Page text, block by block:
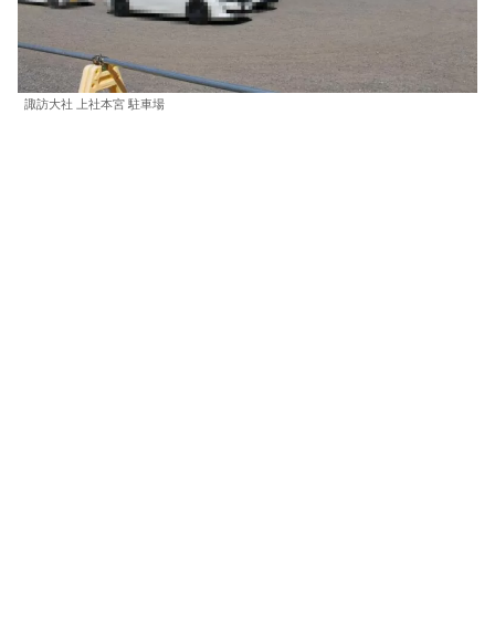
諏訪大社 上社本宮 駐車場